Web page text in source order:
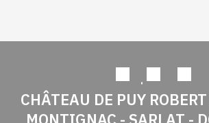
CHÂTEAU DE PUY